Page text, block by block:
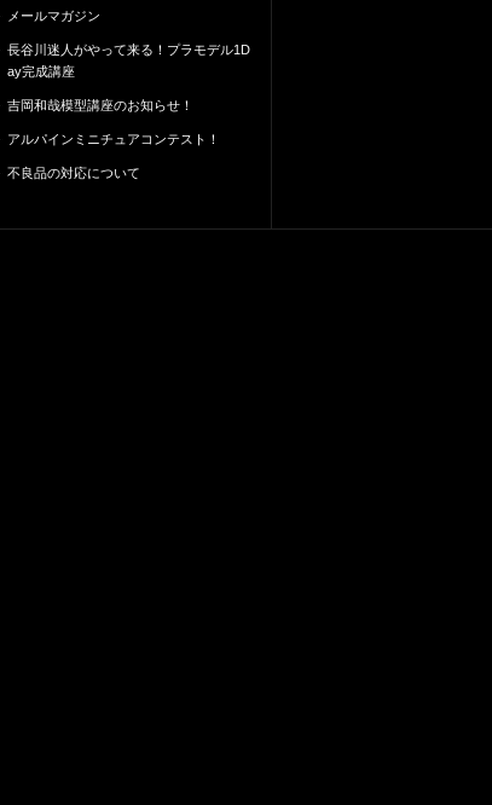
メールマガジン
長谷川迷人がやって来る！プラモデル1D
ay完成講座
吉岡和哉模型講座のお知らせ！
アルパインミニチュアコンテスト！
不良品の対応について